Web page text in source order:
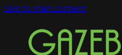
Skip to main content